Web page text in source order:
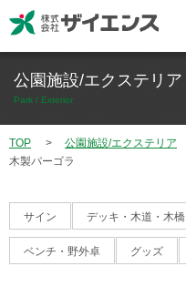
公園施設/エクステリア
Park / Exterior
TOP 公園施設/エクステリア
木製パーゴラ
サイン デッキ・木道・木橋
ベンチ・野外卓 グッズ